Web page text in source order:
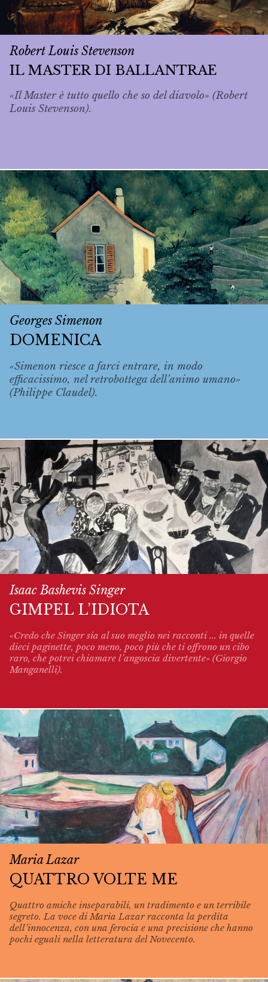
Robert Louis Stevenson
IL MASTER DI BALLANTRAE
«Il Master è tutto quello che so del diavolo» (Robert
Louis Stevenson).
Georges Simenon
DOMENICA
«Simenon riesce a farci entrare, in modo
efficacissimo, nel retrobottega dell’animo umano»
(Philippe Claudel).
Isaac Bashevis Singer
GIMPEL L’IDIOTA
«Credo che Singer sia al suo meglio nei racconti ... in quelle
dieci paginette, poco meno, poco più che ti offrono un cibo
raro, che potrei chiamare l’angoscia divertente» (Giorgio
Manganelli).
Maria Lazar
QUATTRO VOLTE ME
Quattro amiche inseparabili, un tradimento e un terribile
segreto. La voce di Maria Lazar racconta la perdita
dell’innocenza, con una ferocia e una precisione che hanno
pochi eguali nella letteratura del Novecento.